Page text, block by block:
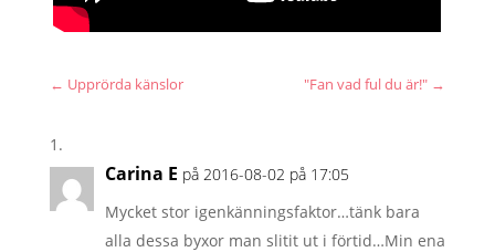
← Upprörda känslor "Fan vad ful du är!" →
Carina E på 2016-08-02 på 17:05
Mycket stor igenkänningsfaktor…tänk bara
alla dessa byxor man slitit ut i förtid…Min ena